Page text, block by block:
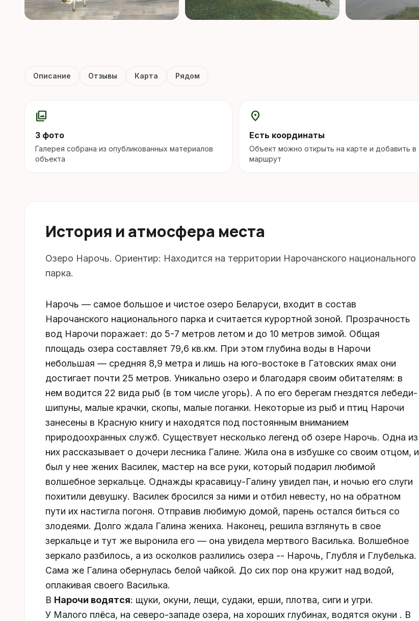
Описание Отзывы Карта Рядом
photo_library
3 фото
Галерея собрана из опубликованных материалов
объекта
location_on
Есть координаты
Объект можно открыть на карте и добавить в
маршрут
История и атмосфера места
Озеро Нарочь. Ориентир: Находится на территории Нарочанского национального
парка.
Нарочь — самое большое и чистое озеро Беларуси, входит в состав
Нарочанского национального парка и считается курортной зоной. Прозрачность
вод Нарочи поражает: до 5-7 метров летом и до 10 метров зимой. Общая
площадь озера составляет 79,6 кв.км. При этом глубина воды в Нарочи
небольшая — средняя 8,9 метра и лишь на юго-востоке в Гатовских ямах они
достигает почти 25 метров. Уникально озеро и благодаря своим обитателям: в
нем водится 22 вида рыб (в том числе угорь). А по его берегам гнездятся лебеди-
шипуны, малые крачки, скопы, малые поганки. Некоторые из рыб и птиц Нарочи
занесены в Красную книгу и находятся под постоянным вниманием
природоохранных служб. Существует несколько легенд об озере Нарочь. Одна из
них рассказывает о дочери лесника Галине. Жила она в избушке со своим отцом, и
был у нее жених Василек, мастер на все руки, который подарил любимой
волшебное зеркальце. Однажды красавицу-Галину увидел пан, и ночью его слуги
похитили девушку. Василек бросился за ними и отбил невесту, но на обратном
пути их настигла погоня. Отправив любимую домой, парень остался биться со
злодеями. Долго ждала Галина жениха. Наконец, решила взглянуть в свое
зеркальце и тут же выронила его — она увидела мертвого Василька. Волшебное
зеркало разбилось, а из осколков разлились озера -- Нарочь, Глубля и Глубелька.
Сама же Галина обернулась белой чайкой. До сих пор она кружит над водой,
оплакивая своего Василька.
В Нарочи водятся: щуки, окуни, лещи, судаки, ерши, плотва, сиги и угри.
У Малого плёса, на северо-западе озера, на хороших глубинах, водятся окуни . В